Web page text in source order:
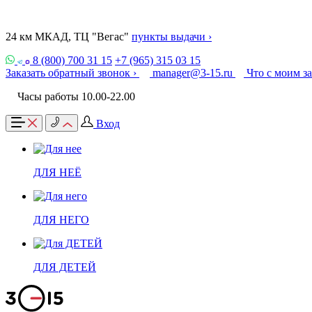
24 км МКАД, ТЦ "Вегас" пункты выдачи ›
8 (800) 700 31 15 +7 (965) 315 03 15
Заказать обратный звонок ›
manager@3-15.ru
Что с моим
Часы работы 10.00-22.00
Вход
ДЛЯ НЕЁ
ДЛЯ НЕГО
ДЛЯ ДЕТЕЙ